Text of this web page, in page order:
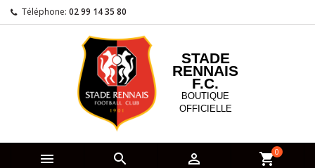
Téléphone: 02 99 14 35 80
STADE
RENNAIS
F.C.
BOUTIQUE
OFFICIELLE
   shopping_cart0